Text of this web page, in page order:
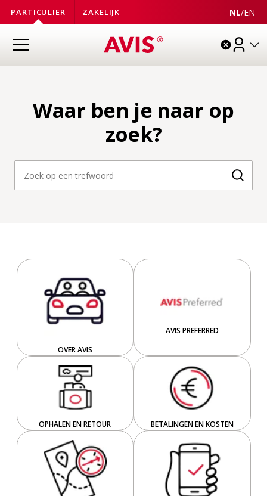
PARTICULIER ZAKELIJK NL/EN
Waar ben je naar op
zoek?
OVER AVIS
AVIS PREFERRED
OPHALEN EN RETOUR BETALINGEN EN KOSTEN